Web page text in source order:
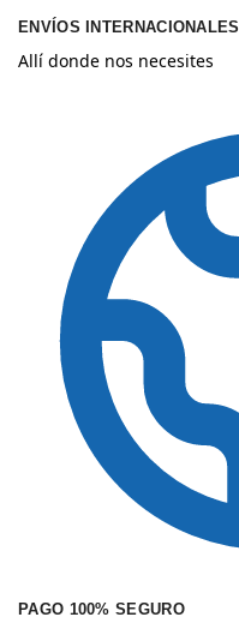
ENVÍOS INTERNACIONALES
Allí donde nos necesites
PAGO 100% SEGURO